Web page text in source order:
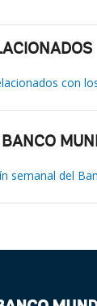
con
semanal del